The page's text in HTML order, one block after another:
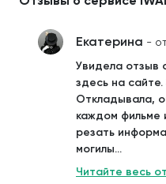
Екатерина -
Увидела отзыв
здесь на
Откладывала,
каждом фильме
резать
могилы...
Читайте весь